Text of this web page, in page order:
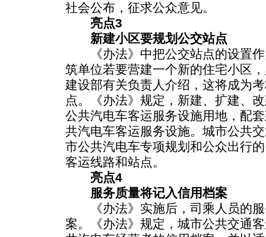
社会公布，征求公众意见。
亮点3
新建小区要规划公交站点
《办法》中把公交站点的设置作
筑单位若要营建一个新的住宅小区
建设部有关负责人介绍，这将成为
点。《办法》规定，新建、扩建、
公共汽电车客运服务设施用地，配
共汽电车客运服务设施。城市公共
市公共汽电车专项规划和公众出行
客运线路和站点。
亮点4
服务质量将记入信用档案
《办法》实施后，司乘人员的服
案。《办法》规定，城市公共交通